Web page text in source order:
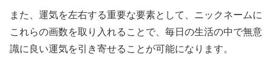
また、運気を左右する重要な要素として、ニックネームに
これらの画数を取り入れることで、毎日の生活の中で無意
識に良い運気を引き寄せることが可能になります。